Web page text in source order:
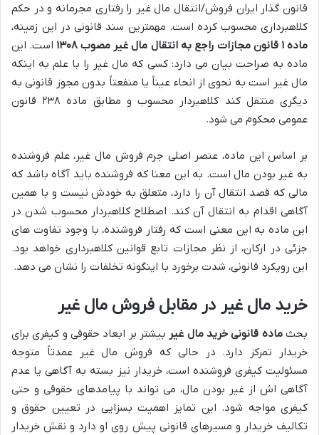
قانون گذار ایران فروش/انتقال مال غیر را رفتاری مجرمانه و در حکم
کلاهبرداری محسوب کرده است. مهمترین سند قانونی در این زمینه،
ماده ۱ قانون مجازات راجع به انتقال مال غیر مصوب ۱۳۰۸
است. این
ماده به صراحت بیان می دارد: کسی که مال غیر را با علم به اینکه
مال غیر است به نحوی از انحاء عیناً یا منفعتاً بدون مجوز قانونی به
دیگری منتقل کند کلاهبردار محسوب و مطابق ماده ۲۳۸ قانون
عمومی محکوم می شود.
بر اساس این ماده، عنصر اصلی جرم فروش مال غیر، علم فروشنده
به غیر بودن مال است. به این معنا که فروشنده باید آگاه باشد که
مالی که قصد انتقال آن را دارد، متعلق به خودش نیست و با همین
آگاهی اقدام به انتقال آن کند. اصطلاح کلاهبردار محسوب شدن در
این ماده به این معنی است که رفتار فروشنده، با وجود تفاوت های
جزئی در ارکان، از نظر مجازات تابع قوانین کلاهبرداری خواهد بود.
این رویکرد قانونی، شدت برخورد با اینگونه تخلفات را نشان می دهد.
خرید مال غیر در مقابل فروش مال غیر
بحثماده قانونی خرید مال غیر بیشتر بر ابعاد حقوقی و کیفری برای
خریدار تمرکز دارد. در حالی که فروش مال غیر عمدتاً متوجه
مسئولیت کیفری فروشنده است، خریدار نیز بسته به آگاهی یا عدم
آگاهی اش از غیر بودن مال، می تواند با پیامدهای حقوقی و حتی
کیفری مواجه شود. این تمایز اهمیت بسزایی در تعیین حقوق و
تکالیف خریدار و مسیرهای قانونی پیش روی او دارد و نقش خریدار